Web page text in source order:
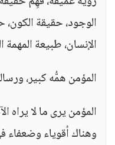
الوجود، حقيقة الكون،
الإنسان، طبيعة
المؤمن همُّه كبير،
المؤمن يرى ما لا يراه
وهناك أقوياء وضعفاء